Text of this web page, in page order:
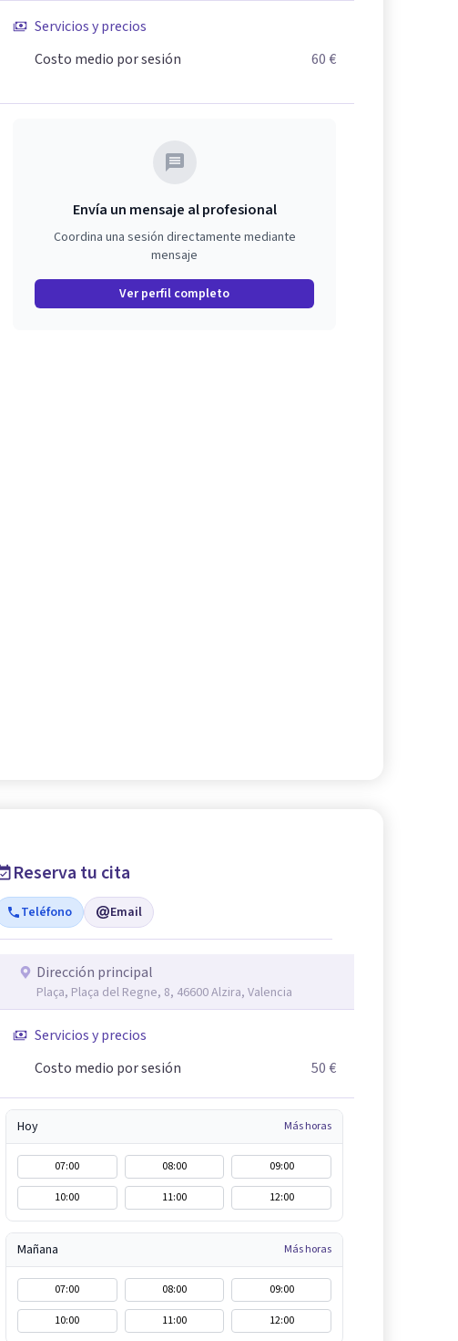
Servicios y precios
Costo medio por sesión
60 €
Envía un mensaje al profesional
Coordina una sesión directamente mediante
mensaje
Ver perfil completo
Reserva tu cita
Teléfono Email
Dirección principal
Plaça, Plaça del Regne, 8, 46600 Alzira, Valencia
Servicios y precios
Costo medio por sesión
50 €
Hoy Más horas
07:00 08:00
09:00
10:00
11:00 12:00
Mañana Más horas
07:00 08:00
09:00
10:00
11:00 12:00